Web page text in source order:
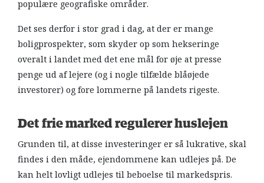
populære geografiske områder.
Det ses derfor i stor grad i dag, at der er mange
boligprospekter, som skyder op som hekseringe
overalt i landet med det ene mål for øje at presse
penge ud af lejere (og i nogle tilfælde blåøjede
investorer) og fore lommerne på landets rigeste.
Det frie marked regulerer huslejen
Grunden til, at disse investeringer er så lukrative, skal
findes i den måde, ejendommene kan udlejes på. De
kan helt lovligt udlejes til beboelse til markedspris.